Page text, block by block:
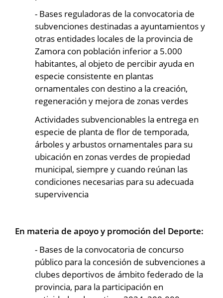
- Bases reguladoras de la convocatoria de
subvenciones destinadas a ayuntamientos y
otras entidades locales de la provincia de
Zamora con población inferior a 5.000
habitantes, al objeto de percibir ayuda en
especie consistente en plantas
ornamentales con destino a la creación,
regeneración y mejora de zonas verdes
Actividades subvencionables la entrega en
especie de planta de flor de temporada,
árboles y arbustos ornamentales para su
ubicación en zonas verdes de propiedad
municipal, siempre y cuando reúnan las
condiciones necesarias para su adecuada
supervivencia
En materia de apoyo y promoción del Deporte:
- Bases de la convocatoria de concurso
público para la concesión de subvenciones a
clubes deportivos de ámbito federado de la
provincia, para la participación en